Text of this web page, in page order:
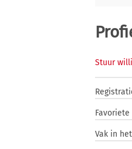
Stuur
Vak in